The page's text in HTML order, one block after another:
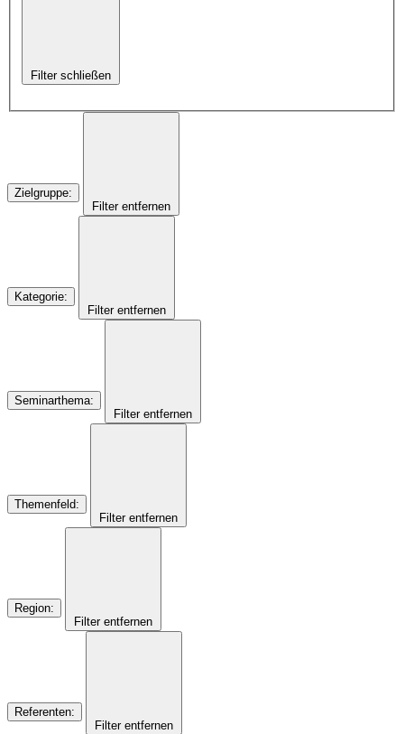
Filter schließen
Zielgruppe:
Filter entfernen
Kategorie:
Filter entfernen
Seminarthema:
Filter entfernen
Themenfeld:
Filter entfernen
Region:
Filter entfernen
Referenten:
Filter entfernen